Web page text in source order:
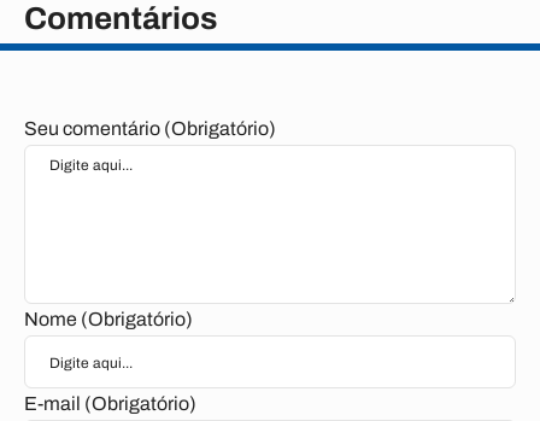
Comentários
Seu comentário (Obrigatório)
Nome (Obrigatório)
E-mail (Obrigatório)